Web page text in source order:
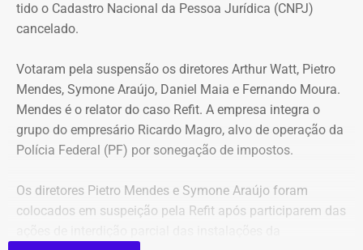
tido o Cadastro Nacional da Pessoa Jurídica (CNPJ)
cancelado.
Votaram pela suspensão os diretores Arthur Watt, Pietro
Mendes, Symone Araújo, Daniel Maia e Fernando Moura.
Mendes é o relator do caso Refit. A empresa integra o
grupo do empresário Ricardo Magro, alvo de operação da
Polícia Federal (PF) por sonegação de impostos.
Os diretores Pietro Mendes e Symone Araújo foram
colocados em suspeição pela Refit após participarem das